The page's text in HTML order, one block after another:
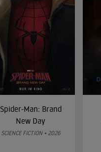
Spider-Man: Brand
New Day
SCIENCE FICTION • 2026